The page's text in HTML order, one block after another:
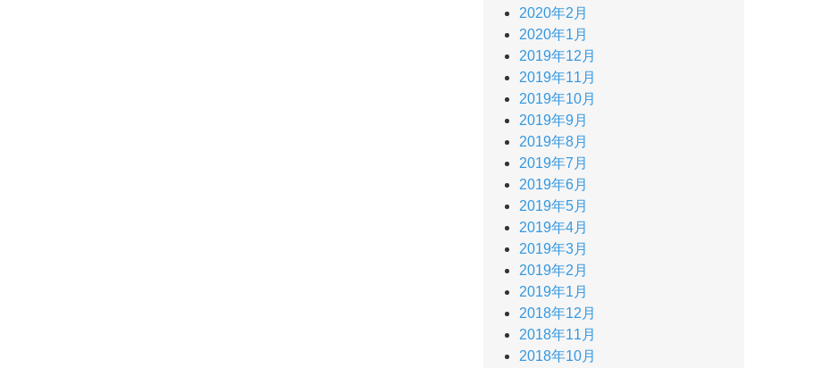
2020年2月
2020年1月
2019年12月
2019年11月
2019年10月
2019年9月
2019年8月
2019年7月
2019年6月
2019年5月
2019年4月
2019年3月
2019年2月
2019年1月
2018年12月
2018年11月
2018年10月